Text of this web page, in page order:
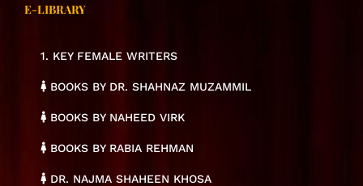
E-LIBRARY
1. KEY FEMALE WRITERS
BOOKS BY DR. SHAHNAZ MUZAMMIL
BOOKS BY NAHEED VIRK
BOOKS BY RABIA REHMAN
DR. NAJMA SHAHEEN KHOSA